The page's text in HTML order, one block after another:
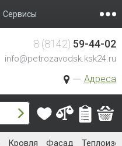
Сервисы
Адреса
8 (8142) 59-44-02
info@petrozavodsk.ksk24.ru
Кровля Фасад